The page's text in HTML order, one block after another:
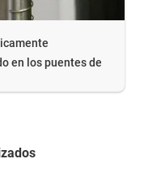
en los puentes de